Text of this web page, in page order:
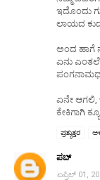
ಇದೊಂದು
ಲಾಯದ
ಅಂದ ಹಾಗೆ
ಏನು
ಏನೇ ಆಗಲಿ,
ಕೇಕಿಗಾಗಿ
ಪ್ರತ್ಯುತ್ತರ
ಪಬ್
ಏಪ್ರಿಲ್ 01,